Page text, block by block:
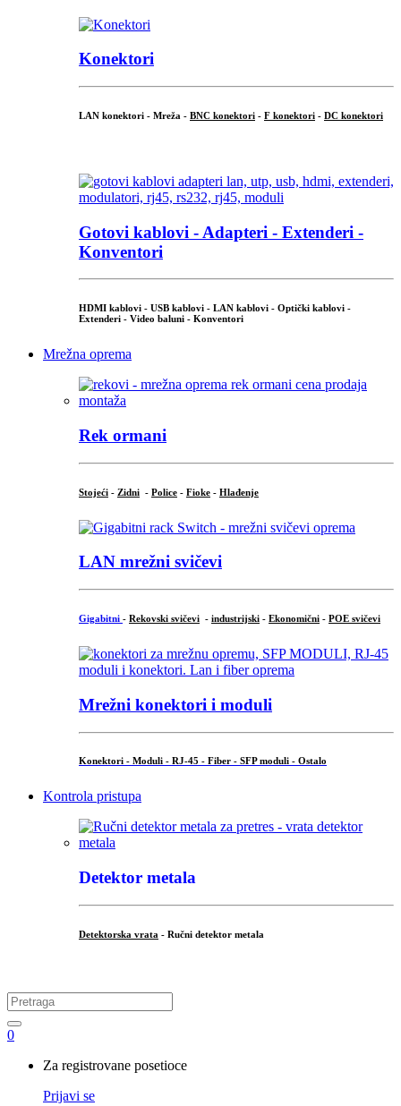
Konektori
LAN konektori - Mreža - BNC konektori - F konektori - DC konektori
Gotovi kablovi - Adapteri - Extenderi -
Konventori
HDMI kablovi - USB kablovi - LAN kablovi - Optički kablovi -
Extenderi - Video baluni - Konventori
Mrežna oprema
Rek ormani
Stojeći - Zidni - Police - Fioke - Hlađenje
LAN mrežni svičevi
Gigabitni - Rekovski svičevi - industrijski - Ekonomični - POE svičevi
Mrežni konektori i moduli
Konektori - Moduli - RJ-45 - Fiber - SFP moduli - Ostalo
Kontrola pristupa
Detektor metala
Detektorska vrata - Ručni detektor metala
Search
for:
0
Za registrovane posetioce
Prijavi se